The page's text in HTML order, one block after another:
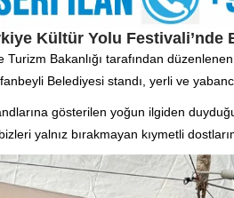
Kültür Yolu Festivali’nde
Bakanlığı tarafından
Belediyesi standı, yerli ve
gösterilen yoğun ilgiden
yalnız bırakmayan kıymetli